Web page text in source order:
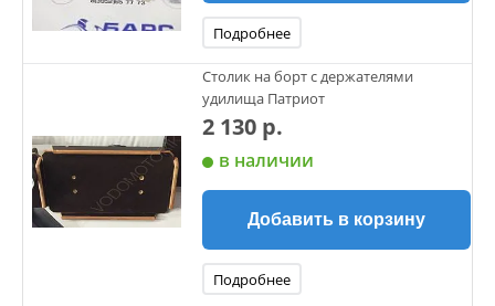
Подробнее
Столик на борт с держателями
удилища Патриот
2 130 р.
в наличии
Добавить в корзину
Подробнее